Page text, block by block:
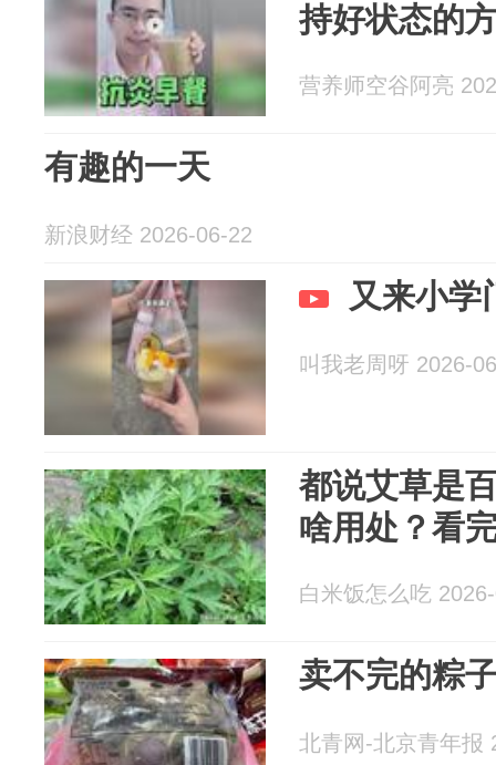
持好状态的
营养师空谷阿亮
有趣的一天
新浪财经 2026-06-22
又来小学
叫我老周呀 2026-
都说艾草是
啥用处？看
白米饭怎么吃
卖不完的粽
北青网-北京青年报